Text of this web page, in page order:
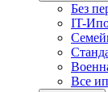
Без
IT-
Все